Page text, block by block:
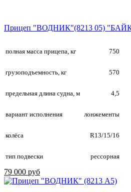
Прицеп "ВОДНИК"(8213 05)
полная масса прицепа, кг 750
грузоподъемность, кг 570
предельная длина судна, м 4,5
вариант исполнения лонжементы
колёса R13/15/16
тип подвески рессорная
79 000 руб